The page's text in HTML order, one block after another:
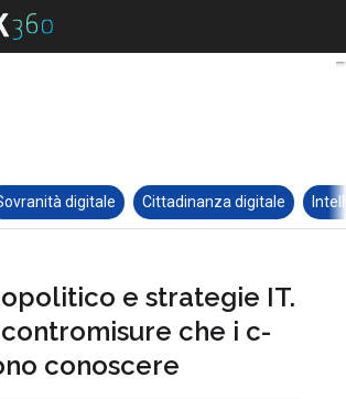
digitale Cittadinanza digitale
e strategie IT.
che i c-
conoscere